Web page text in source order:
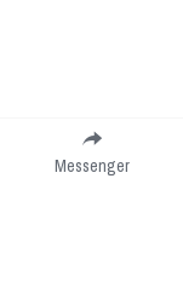
Messenger